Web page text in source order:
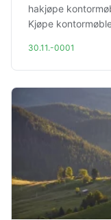
hakjøpe
Kjøpe
30.11.-0001